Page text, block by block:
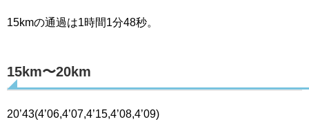
15kmの通過は1時間1分48秒。
15km〜20km
20’43(4’06,4’07,4’15,4’08,4’09)